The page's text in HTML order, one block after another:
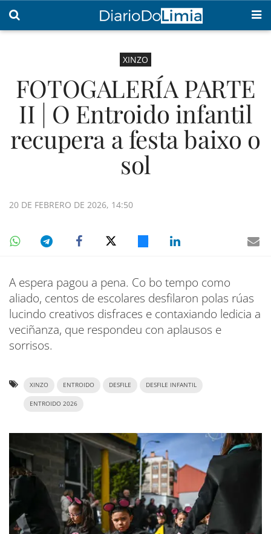
XINZO
FOTOGALERÍA PARTE
II | O Entroido infantil
recupera a festa baixo o
sol
20 DE FEBRERO DE 2026, 14:50
A espera pagou a pena. Co bo tempo como
aliado, centos de escolares desfilaron polas rúas
lucindo creativos disfraces e contaxiando ledicia a
veciñanza, que respondeu con aplausos e
sorrisos.
XINZO ENTROIDO DESFILE DESFILE INFANTIL
ENTROIDO 2026